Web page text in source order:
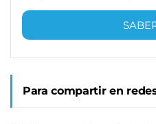
Para compartir en